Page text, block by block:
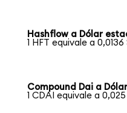
Hashflow a Dólar
1 HFT equivale a 0,0136
Compound Dai a
1 CDAI equivale a 0,025